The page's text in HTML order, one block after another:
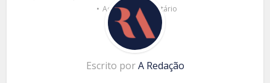
Adicionar comentário
Escrito porA Redação